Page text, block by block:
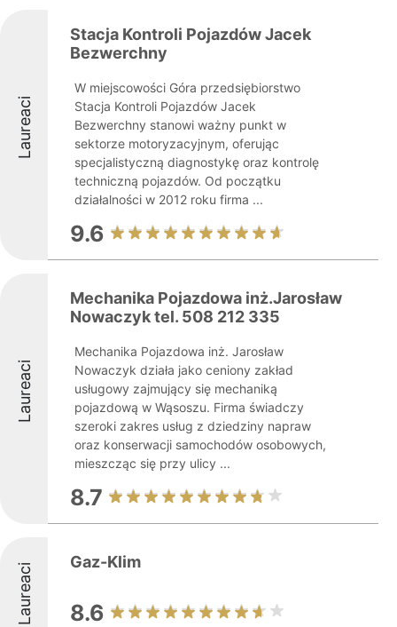
Laureaci
Stacja Kontroli Pojazdów Jacek
Bezwerchny
W miejscowości Góra przedsiębiorstwo
Stacja Kontroli Pojazdów Jacek
Bezwerchny stanowi ważny punkt w
sektorze motoryzacyjnym, oferując
specjalistyczną diagnostykę oraz kontrolę
techniczną pojazdów. Od początku
działalności w 2012 roku firma ...
9.6
Laureaci
Mechanika Pojazdowa inż.Jarosław
Nowaczyk tel. 508 212 335
Mechanika Pojazdowa inż. Jarosław
Nowaczyk działa jako ceniony zakład
usługowy zajmujący się mechaniką
pojazdową w Wąsoszu. Firma świadczy
szeroki zakres usług z dziedziny napraw
oraz konserwacji samochodów osobowych,
mieszcząc się przy ulicy ...
8.7
Laureaci Gaz-Klim
8.6